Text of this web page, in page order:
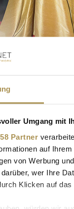
Umgang mit
Partner
auf
von Werbung
wer Ihre
Klicken auf